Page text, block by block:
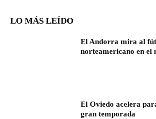
LO MÁS LEÍDO
El Andorra mira al
norteamericano en el
El Oviedo acelera
gran temporada